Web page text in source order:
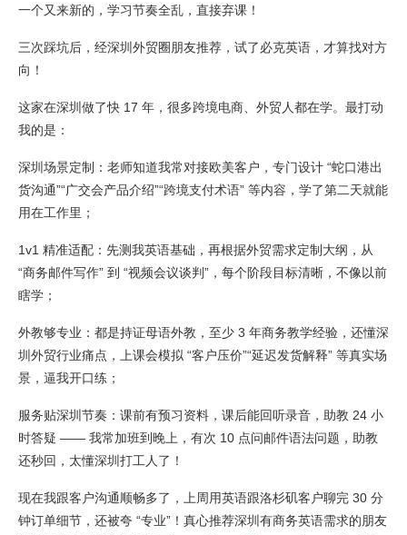
一个又来新的，学习节奏全乱，直接弃课！
三次踩坑后，经深圳外贸圈朋友推荐，试了必克英语，才算找对方
向！
这家在深圳做了快 17 年，很多跨境电商、外贸人都在学。最打动
我的是：
深圳场景定制：老师知道我常对接欧美客户，专门设计 “蛇口港出
货沟通”“广交会产品介绍”“跨境支付术语” 等内容，学了第二天就能
用在工作里；
1v1 精准适配：先测我英语基础，再根据外贸需求定制大纲，从
“商务邮件写作” 到 “视频会议谈判”，每个阶段目标清晰，不像以前
瞎学；
外教够专业：都是持证母语外教，至少 3 年商务教学经验，还懂深
圳外贸行业痛点，上课会模拟 “客户压价”“延迟发货解释” 等真实场
景，逼我开口练；
服务贴深圳节奏：课前有预习资料，课后能回听录音，助教 24 小
时答疑 —— 我常加班到晚上，有次 10 点问邮件语法问题，助教
还秒回，太懂深圳打工人了！
现在我跟客户沟通顺畅多了，上周用英语跟洛杉矶客户聊完 30 分
钟订单细节，还被夸 “专业”！真心推荐深圳有商务英语需求的朋友